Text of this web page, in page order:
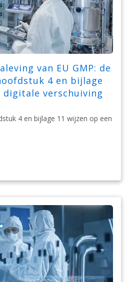
van EU GMP: de
4 en bijlage
digitale verschuiving
4 en bijlage 11 wijzen op een